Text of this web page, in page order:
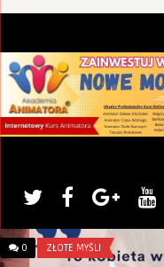
0 ZŁOTE MYŚLI